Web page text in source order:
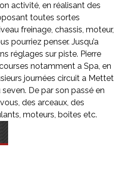
activité, en réalisant des
toutes sortes
freinage, chassis, moteur,
pourriez penser. Jusqu’a
réglages sur piste. Pierre
notamment a Spa, en
journées circuit a Mettet
De par son passé en
des arceaux, des
moteurs, boites etc.